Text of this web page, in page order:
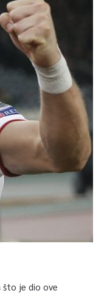
što je dio ove